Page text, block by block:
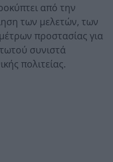
από την
των μελετών, των
προστασίας για
συνιστά
πολιτείας.